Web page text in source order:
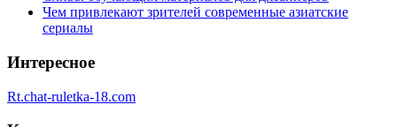
Чем привлекают зрителей современные азиатские
сериалы
Интересное
Rt.chat-ruletka-18.com